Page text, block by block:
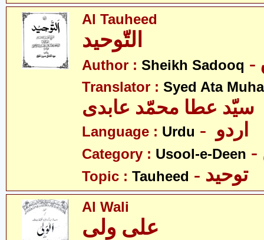
Al Tauheed
Author : Sheikh Sadooq
Translator : Syed Ata
Language : Urdu
Category : Usool-e-Deen
Topic : Tauheed - توحید
Al Wali
علی ولی